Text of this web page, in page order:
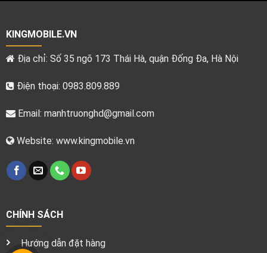
KINGMOBILE.VN
Địa chỉ: Số 35 ngõ 173 Thái Hà, quận Đống Đa, Hà Nội
Điện thoại: 0983.809.889
Email: manhtruonghd@gmail.com
Website: www.kingmobile.vn
CHÍNH SÁCH
Hướng dẫn đặt hàng